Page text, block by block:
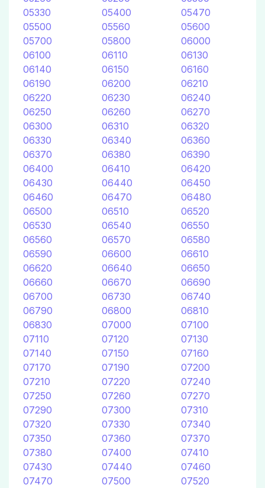
05330
05400
05470
05500
05560
05600
05700
05800
06000
06100
06110
06130
06140
06150
06160
06190
06200
06210
06220
06230
06240
06250
06260
06270
06300
06310
06320
06330
06340
06360
06370
06380
06390
06400
06410
06420
06430
06440
06450
06460
06470
06480
06500
06510
06520
06530
06540
06550
06560
06570
06580
06590
06600
06610
06620
06640
06650
06660
06670
06690
06700
06730
06740
06790
06800
06810
06830
07000
07100
07110
07120
07130
07140
07150
07160
07170
07190
07200
07210
07220
07240
07250
07260
07270
07290
07300
07310
07320
07330
07340
07350
07360
07370
07380
07400
07410
07430
07440
07460
07470
07500
07520